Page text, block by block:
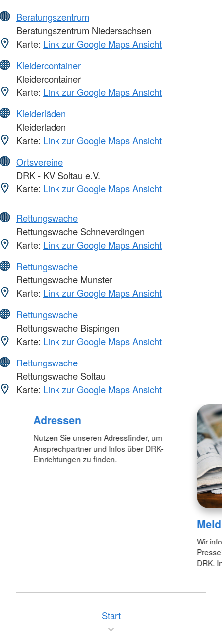
Beratungszentrum
Beratungszentrum Niedersachsen
Karte: Link zur Google Maps Ansicht
Kleidercontainer
Kleidercontainer
Karte: Link zur Google Maps Ansicht
Kleiderläden
Kleiderladen
Karte: Link zur Google Maps Ansicht
Ortsvereine
DRK - KV Soltau e.V.
Karte: Link zur Google Maps Ansicht
Rettungswache
Rettungswache Schneverdingen
Karte: Link zur Google Maps Ansicht
Rettungswache
Rettungswache Munster
Karte: Link zur Google Maps Ansicht
Rettungswache
Rettungswache Bispingen
Karte: Link zur Google Maps Ansicht
Rettungswache
Rettungswache Soltau
Karte: Link zur Google Maps Ansicht
Adressen
Nutzen Sie unseren Adressfinder, um
Ansprechpartner und Infos über DRK-
Einrichtungen zu finden.
Wir
DRK.
Start